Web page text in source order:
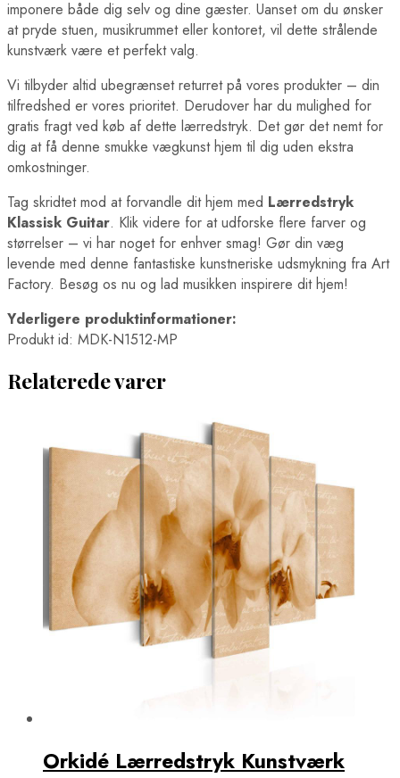
imponere både dig selv og dine gæster. Uanset om du ønsker
at pryde stuen, musikrummet eller kontoret, vil dette strålende
kunstværk være et perfekt valg.
Vi tilbyder altid ubegrænset returret på vores produkter – din
tilfredshed er vores prioritet. Derudover har du mulighed for
gratis fragt ved køb af dette lærredstryk. Det gør det nemt for
dig at få denne smukke vægkunst hjem til dig uden ekstra
omkostninger.
Tag skridtet mod at forvandle dit hjem med Lærredstryk
Klassisk Guitar. Klik videre for at udforske flere farver og
størrelser – vi har noget for enhver smag! Gør din væg
levende med denne fantastiske kunstneriske udsmykning fra Art
Factory. Besøg os nu og lad musikken inspirere dit hjem!
Yderligere produktinformationer:
Produkt id: MDK-N1512-MP
Relaterede varer
Orkidé Lærredstryk Kunstværk